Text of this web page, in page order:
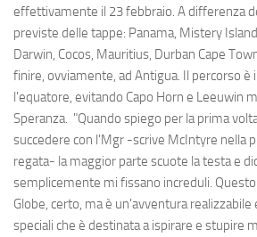
effettivamente il 23 febbraio. A differenza
previste delle tappe: Panama, Mistery
Darwin, Cocos, Mauritius, Durban Cape
finire, ovviamente, ad Antigua. Il percorso è
l'equatore, evitando Capo Horn e Leeuwin
Speranza. "Quando spiego per la prima
succedere con l'Mgr -scrive McIntyre nella
regata- la maggior parte scuote la testa e
semplicemente mi fissano increduli.
Globe, certo, ma è un'avventura realizzabile
speciali che è destinata a ispirare e stupire